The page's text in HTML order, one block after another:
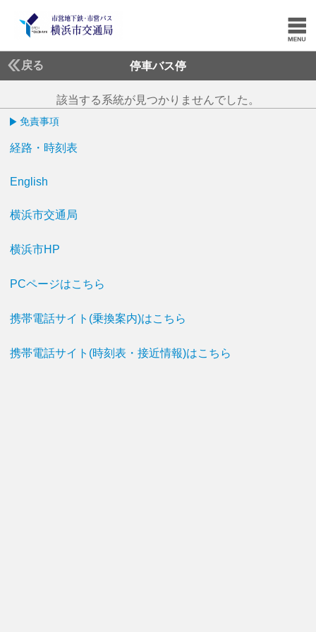
戻る 停車バス停
該当する系統が見つかりませんでした。
免責事項
経路・時刻表
English
横浜市交通局
横浜市HP
PCページはこちら
携帯電話サイト(乗換案内)はこちら
携帯電話サイト(時刻表・接近情報)はこちら